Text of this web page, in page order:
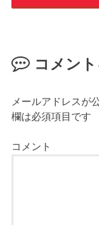
コメン
メールアドレスが
欄は必須項目です
コメント